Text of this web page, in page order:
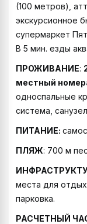
(100 метров),
экскурсионное
супермаркет
В 5 мин. езды
ПРОЖИВАНИЕ:
местный
односпальные
система,
ПИТАНИЕ:
ПЛЯЖ: 700 м
места для
парковка.
РАСЧЕТНЫЙ